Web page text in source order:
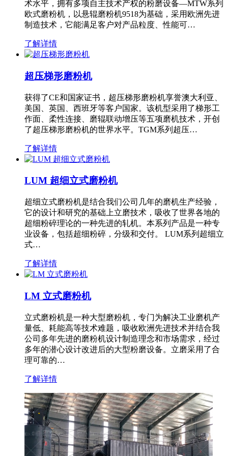
术水平，拥有多项自主技术产权的粉磨设备—MTW系列
欧式磨粉机，以悬辊磨粉机9518为基础，采用欧洲先进
制造技术，它能满足客户对产品粒度、性能可…
了解详情
超压梯形磨粉机
获得了CE和国家证书，超压梯形磨粉机享誉澳大利亚、
美国、英国、西班牙等客户国家。该机型采用了梯形工
作面、柔性连接、磨辊联动增压等五项磨机技术，开创
了超压梯形磨粉机的世界水平。TGM系列超压…
了解详情
LUM 超细立式磨粉机
超细立式磨粉机是结合我们公司几年的磨机生产经验，
它的设计和研究的基础上立磨技术，吸收了世界各地的
超细粉碎理论的一种先进的轧机。本系列产品是一种专
业设备，包括超细粉碎，分级和交付。 LUM系列超细立
式…
了解详情
LM 立式磨粉机
立式磨粉机是一种大型磨粉机，专门为解决工业磨机产
量低、耗能高等技术难题，吸收欧洲先进技术并结合我
公司多年先进的磨粉机设计制造理念和市场需求，经过
多年的潜心设计改进后的大型粉磨设备。立磨采用了合
理可靠的…
了解详情